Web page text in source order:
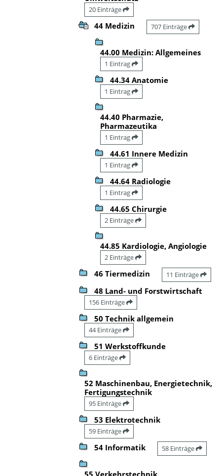
20 Einträge
44 Medizin 707 Einträge
44.00 Medizin: Allgemeines
1 Eintrag
44.34 Anatomie
1 Eintrag
44.40 Pharmazie,
Pharmazeutika
1 Eintrag
44.61 Innere Medizin
1 Eintrag
44.64 Radiologie
1 Eintrag
44.65 Chirurgie
2 Einträge
44.85 Kardiologie, Angiologie
2 Einträge
46 Tiermedizin 11 Einträge
48 Land- und Forstwirtschaft
156 Einträge
50 Technik allgemein
44 Einträge
51 Werkstoffkunde
6 Einträge
52 Maschinenbau, Energietechnik,
Fertigungstechnik
95 Einträge
53 Elektrotechnik
59 Einträge
54 Informatik 58 Einträge
55 Verkehrstechnik,